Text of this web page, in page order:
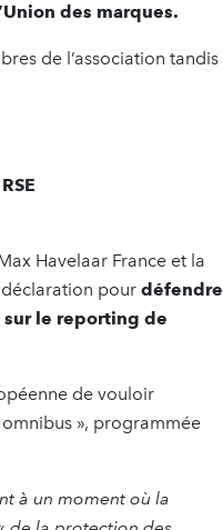
des marques.
de l’association tandis
Havelaar France et la
pour défendre
sur le reporting de
de vouloir
», programmée
à un moment où la